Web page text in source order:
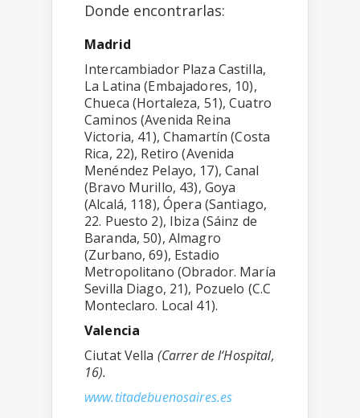
Donde encontrarlas:
Madrid
Intercambiador Plaza Castilla,
La Latina (Embajadores, 10),
Chueca (Hortaleza, 51), Cuatro
Caminos (Avenida Reina
Victoria, 41), Chamartín (Costa
Rica, 22), Retiro (Avenida
Menéndez Pelayo, 17), Canal
(Bravo Murillo, 43), Goya
(Alcalá, 118), Ópera (Santiago,
22. Puesto 2), Ibiza (Sáinz de
Baranda, 50), Almagro
(Zurbano, 69), Estadio
Metropolitano (Obrador. María
Sevilla Diago, 21), Pozuelo (C.C
Monteclaro. Local 41).
Valencia
Ciutat Vella (Carrer de l‘Hospital,
16).
www.titadebuenosaires.es